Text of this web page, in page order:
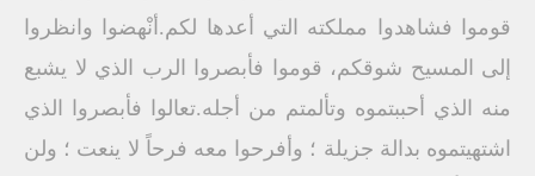
قوموا فشاهدوا مملكته التي أعدها لكم.أنْهضوا وانظروا
إلى المسيح شوقكم، قوموا فأبصروا الرب الذي لا يشبع
منه الذي أحببتموه وتألمتم من أجله.تعالوا فأبصروا الذي
اشتهيتموه بدالة جزيلة ؛ وأفرحوا معه فرحاً لا ينعت ؛ ولن